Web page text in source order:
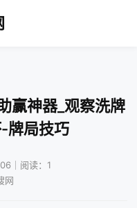
赢神器_观察洗牌
牌局技巧
｜阅读：1
网